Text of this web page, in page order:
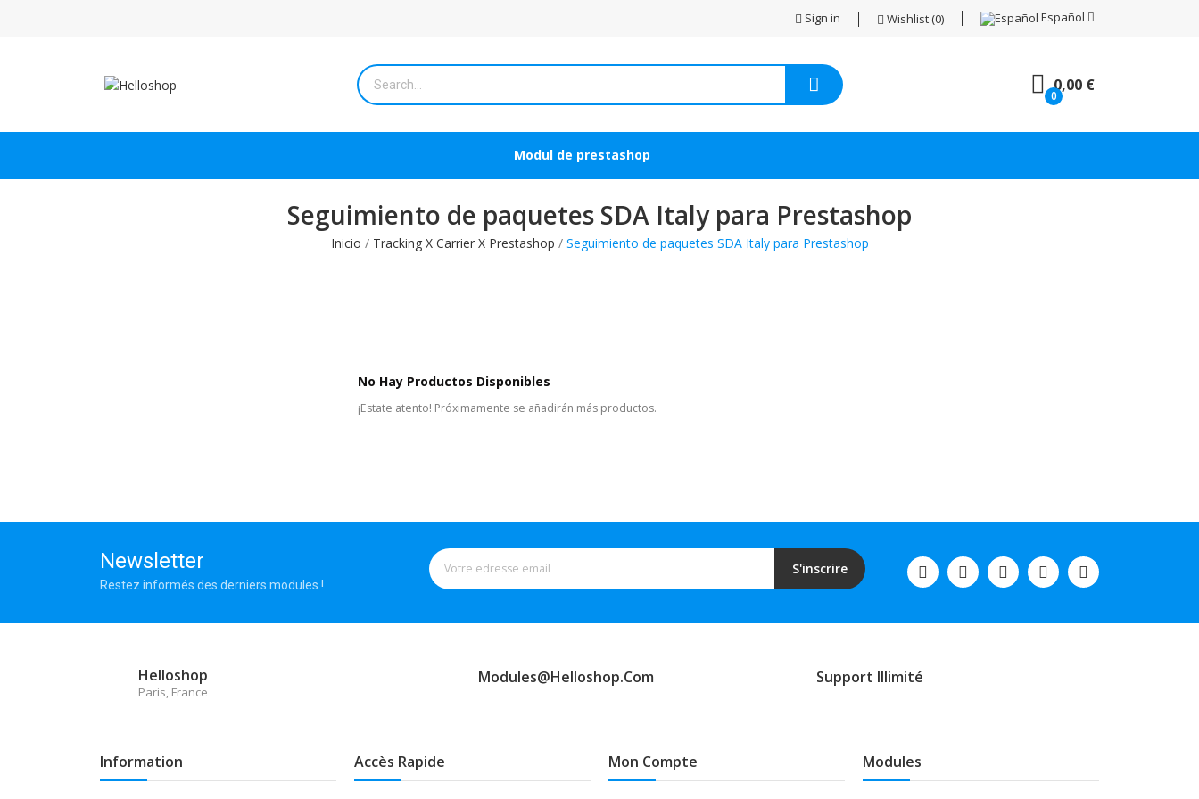
Sign in Wishlist 0 Español
0,00 €
0
Modul de prestashop
Seguimiento de paquetes SDA Italy para Prestashop
Inicio Tracking X Carrier X Prestashop Seguimiento de paquetes SDA Italy para Prestashop
No Hay Productos Disponibles
¡Estate atento! Próximamente se añadirán más productos.
Newsletter
Restez informés des derniers modules !
S'inscrire
Helloshop
Paris, France
Modules@helloshop.com Support Illimité
Information Accès Rapide Mon Compte Modules